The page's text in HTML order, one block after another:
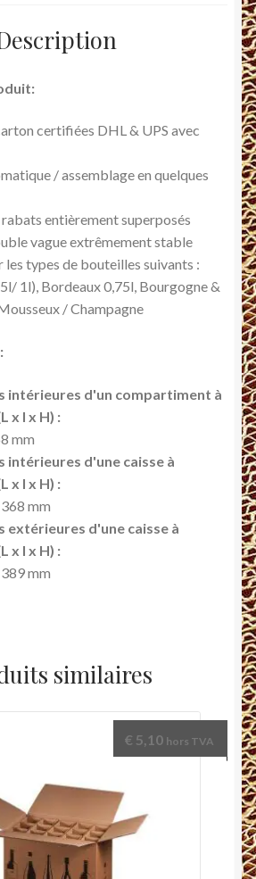
certifiées DHL & UPS avec
/ assemblage en quelques
entièrement superposés
vague extrêmement stable
types de bouteilles suivants :
1l), Bordeaux 0,75l, Bourgogne &
/ Champagne
intérieures d'un compartiment à
x l x H) :
mm
intérieures d'une caisse à
x l x H) :
mm
extérieures d'une caisse à
x l x H) :
mm
similaires
€ 5,10 hors TVA